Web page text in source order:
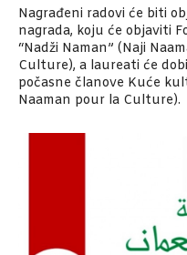
Nagrađeni radovi će biti
nagrada, koju će objaviti
“Nadži Naman” (Naji
Culture), a laureati će
počasne članove Kuće
Naaman pour la Culture).